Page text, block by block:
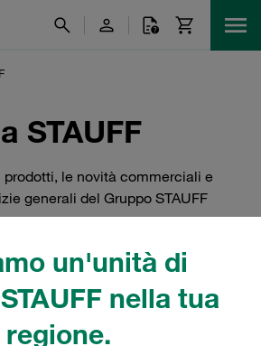
un'unità di
nella tua
regione.
STAUFF
le novità commerciali e
generali del Gruppo STAUFF
Notizie aziendali